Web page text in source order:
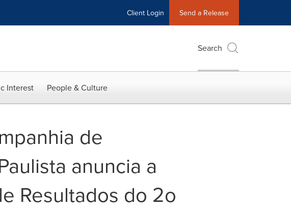
Client Login Send a Release
Search
Interest People & Culture
de
anuncia a
Resultados do 2o